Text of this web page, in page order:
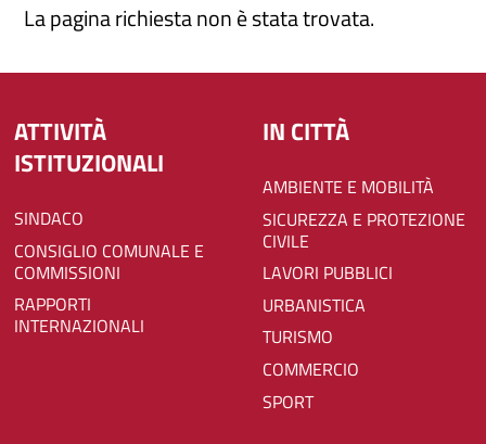
La pagina richiesta non è stata trovata.
ATTIVITÀ
ISTITUZIONALI
SINDACO
CONSIGLIO COMUNALE E
COMMISSIONI
RAPPORTI
INTERNAZIONALI
IN CITTÀ
AMBIENTE E MOBILITÀ
SICUREZZA E PROTEZIONE
CIVILE
LAVORI PUBBLICI
URBANISTICA
TURISMO
COMMERCIO
SPORT